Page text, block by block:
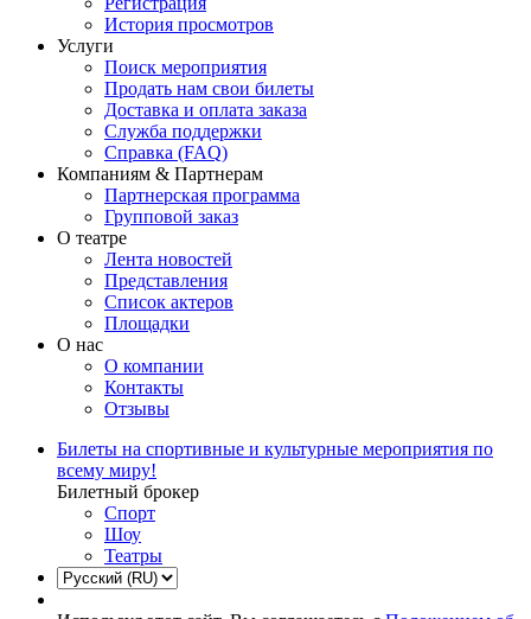
История просмотров
Услуги
Поиск мероприятия
Продать нам свои билеты
Доставка и оплата заказа
Служба поддержки
Справка (FAQ)
Компаниям & Партнерам
Партнерская программа
Групповой заказ
О театре
Лента новостей
Представления
Список актеров
Площадки
О нас
О компании
Контакты
Отзывы
Билеты на спортивные и культурные мероприятия по
всему миру!
Билетный брокер
Спорт
Шоу
Театры